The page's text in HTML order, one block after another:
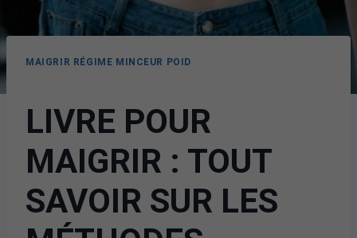
MAIGRIR RÉGIME MINCEUR POID
LIVRE POUR
MAIGRIR : TOUT
SAVOIR SUR LES